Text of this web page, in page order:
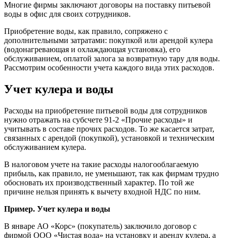
Многие фирмы заключают договоры на поставку питьевой
воды в офис для своих сотрудников.
Приобретение воды, как правило, сопряжено с
дополнительными затратами: покупкой или арендой кулера
(водонагревающая и охлаждающая установка), его
обслуживанием, оплатой залога за возвратную тару для воды.
Рассмотрим особенности учета каждого вида этих расходов.
Учет кулера и воды
Расходы на приобретение питьевой воды для сотрудников
нужно отражать на субсчете 91-2 «Прочие расходы» и
учитывать в составе прочих расходов. То же касается затрат,
связанных с арендой (покупкой), установкой и техническим
обслуживанием кулера.
В налоговом учете на такие расходы налогооблагаемую
прибыль, как правило, не уменьшают, так как фирмам трудно
обосновать их производственный характер. По той же
причине нельзя принять к вычету входной НДС по ним.
Пример. Учет кулера и воды
В январе АО «Корс» (покупатель) заключило договор с
фирмой ООО «Чистая вода» на установку и аренду кулера, а